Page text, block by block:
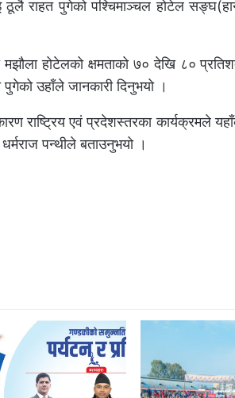
राहत पुगेको पश्चिमाञ्चल होटेल
होटेलको क्षमताको ७० देखि ८०
उहाँले जानकारी दिनुभयो ।
राष्ट्रिय एवं प्रदेशस्तरका कार्यक्रमले
पन्थीले बताउनुभयो ।